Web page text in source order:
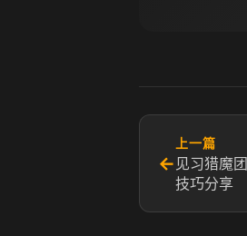
←
上一篇
见习猎魔
技巧分享